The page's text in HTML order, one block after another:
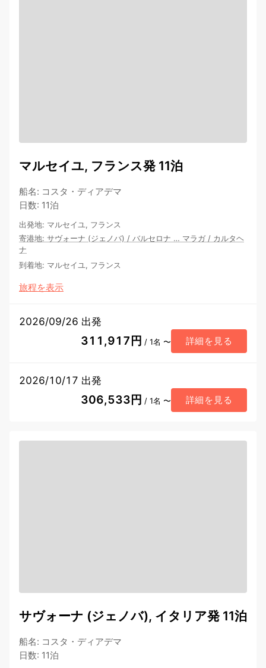
マルセイユ, フランス発 11泊
船名: コスタ・ディアデマ
日数: 11泊
出発地: マルセイユ, フランス
寄港地: サヴォーナ (ジェノバ) / バルセロナ … マラガ / カルタヘ
ナ
到着地: マルセイユ, フランス
旅程を表示
2026/09/26 出発
311,917円 / 1名 〜 詳細を見る
2026/10/17 出発
306,533円 / 1名 〜 詳細を見る
サヴォーナ (ジェノバ), イタリア発 11泊
船名: コスタ・ディアデマ
日数: 11泊